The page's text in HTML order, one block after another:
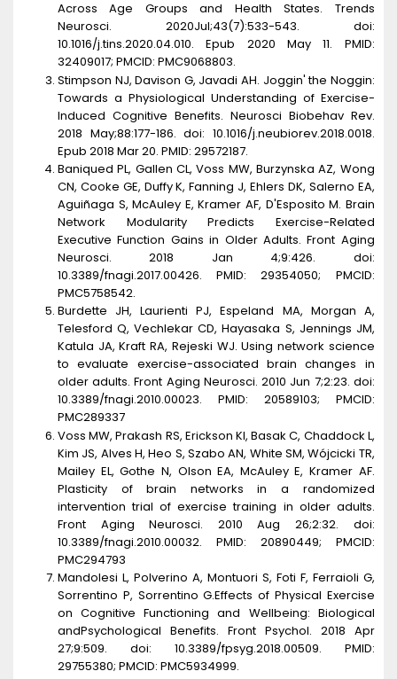
Across Age Groups and Health States. Trends
Neurosci. 2020Jul;43(7):533-543. doi:
10.1016/j.tins.2020.04.010. Epub 2020 May 11. PMID:
32409017; PMCID: PMC9068803.
Stimpson NJ, Davison G, Javadi AH. Joggin' the Noggin:
Towards a Physiological Understanding of Exercise-
Induced Cognitive Benefits. Neurosci Biobehav Rev.
2018 May;88:177-186. doi: 10.1016/j.neubiorev.2018.0018.
Epub 2018 Mar 20. PMID: 29572187.
Baniqued PL, Gallen CL, Voss MW, Burzynska AZ, Wong
CN, Cooke GE, Duffy K, Fanning J, Ehlers DK, Salerno EA,
Aguiñaga S, McAuley E, Kramer AF, D'Esposito M. Brain
Network Modularity Predicts Exercise-Related
Executive Function Gains in Older Adults. Front Aging
Neurosci. 2018 Jan 4;9:426. doi:
10.3389/fnagi.2017.00426. PMID: 29354050; PMCID:
PMC5758542.
Burdette JH, Laurienti PJ, Espeland MA, Morgan A,
Telesford Q, Vechlekar CD, Hayasaka S, Jennings JM,
Katula JA, Kraft RA, Rejeski WJ. Using network science
to evaluate exercise-associated brain changes in
older adults. Front Aging Neurosci. 2010 Jun 7;2:23. doi:
10.3389/fnagi.2010.00023. PMID: 20589103; PMCID:
PMC289337
Voss MW, Prakash RS, Erickson KI, Basak C, Chaddock L,
Kim JS, Alves H, Heo S, Szabo AN, White SM, Wójcicki TR,
Mailey EL, Gothe N, Olson EA, McAuley E, Kramer AF.
Plasticity of brain networks in a randomized
intervention trial of exercise training in older adults.
Front Aging Neurosci. 2010 Aug 26;2:32. doi:
10.3389/fnagi.2010.00032. PMID: 20890449; PMCID:
PMC294793
Mandolesi L, Polverino A, Montuori S, Foti F, Ferraioli G,
Sorrentino P, Sorrentino G.Effects of Physical Exercise
on Cognitive Functioning and Wellbeing: Biological
andPsychological Benefits. Front Psychol. 2018 Apr
27;9:509. doi: 10.3389/fpsyg.2018.00509. PMID:
29755380; PMCID: PMC5934999.